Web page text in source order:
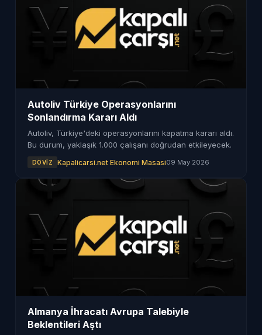
Autoliv Türkiye Operasyonlarını
Sonlandırma Kararı Aldı
Autoliv, Türkiye'deki operasyonlarını kapatma kararı aldı.
Bu durum, yaklaşık 1.000 çalışanı doğrudan etkileyecek.
DÖVIZ Kapalicarsi.net Ekonomi Masasi09 May 2026
Almanya İhracatı Avrupa Talebiyle
Beklentileri Aştı